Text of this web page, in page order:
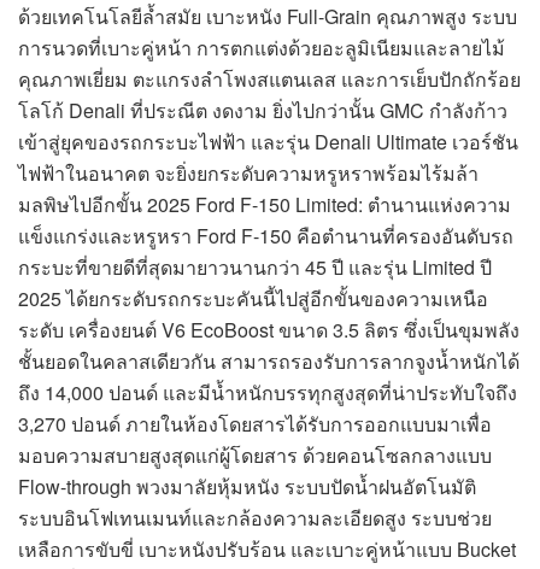
ด้วยเทคโนโลยีล้ำสมัย เบาะหนัง Full-Grain คุณภาพสูง ระบบ
การนวดที่เบาะคู่หน้า การตกแต่งด้วยอะลูมิเนียมและลายไม้
คุณภาพเยี่ยม ตะแกรงลำโพงสแตนเลส และการเย็บปักถักร้อย
โลโก้ Denali ที่ประณีต งดงาม ยิ่งไปกว่านั้น GMC กำลังก้าว
เข้าสู่ยุคของรถกระบะไฟฟ้า และรุ่น Denali Ultimate เวอร์ชัน
ไฟฟ้าในอนาคต จะยิ่งยกระดับความหรูหราพร้อมไร้มล้า
มลพิษไปอีกขั้น 2025 Ford F-150 Limited: ตำนานแห่งความ
แข็งแกร่งและหรูหรา Ford F-150 คือตำนานที่ครองอันดับรถ
กระบะที่ขายดีที่สุดมายาวนานกว่า 45 ปี และรุ่น Limited ปี
2025 ได้ยกระดับรถกระบะคันนี้ไปสู่อีกขั้นของความเหนือ
ระดับ เครื่องยนต์ V6 EcoBoost ขนาด 3.5 ลิตร ซึ่งเป็นขุมพลัง
ชั้นยอดในคลาสเดียวกัน สามารถรองรับการลากจูงน้ำหนักได้
ถึง 14,000 ปอนด์ และมีน้ำหนักบรรทุกสูงสุดที่น่าประทับใจถึง
3,270 ปอนด์ ภายในห้องโดยสารได้รับการออกแบบมาเพื่อ
มอบความสบายสูงสุดแก่ผู้โดยสาร ด้วยคอนโซลกลางแบบ
Flow-through พวงมาลัยหุ้มหนัง ระบบปัดน้ำฝนอัตโนมัติ
ระบบอินโฟเทนเมนท์และกล้องความละเอียดสูง ระบบช่วย
เหลือการขับขี่ เบาะหนังปรับร้อน และเบาะคู่หน้าแบบ Bucket